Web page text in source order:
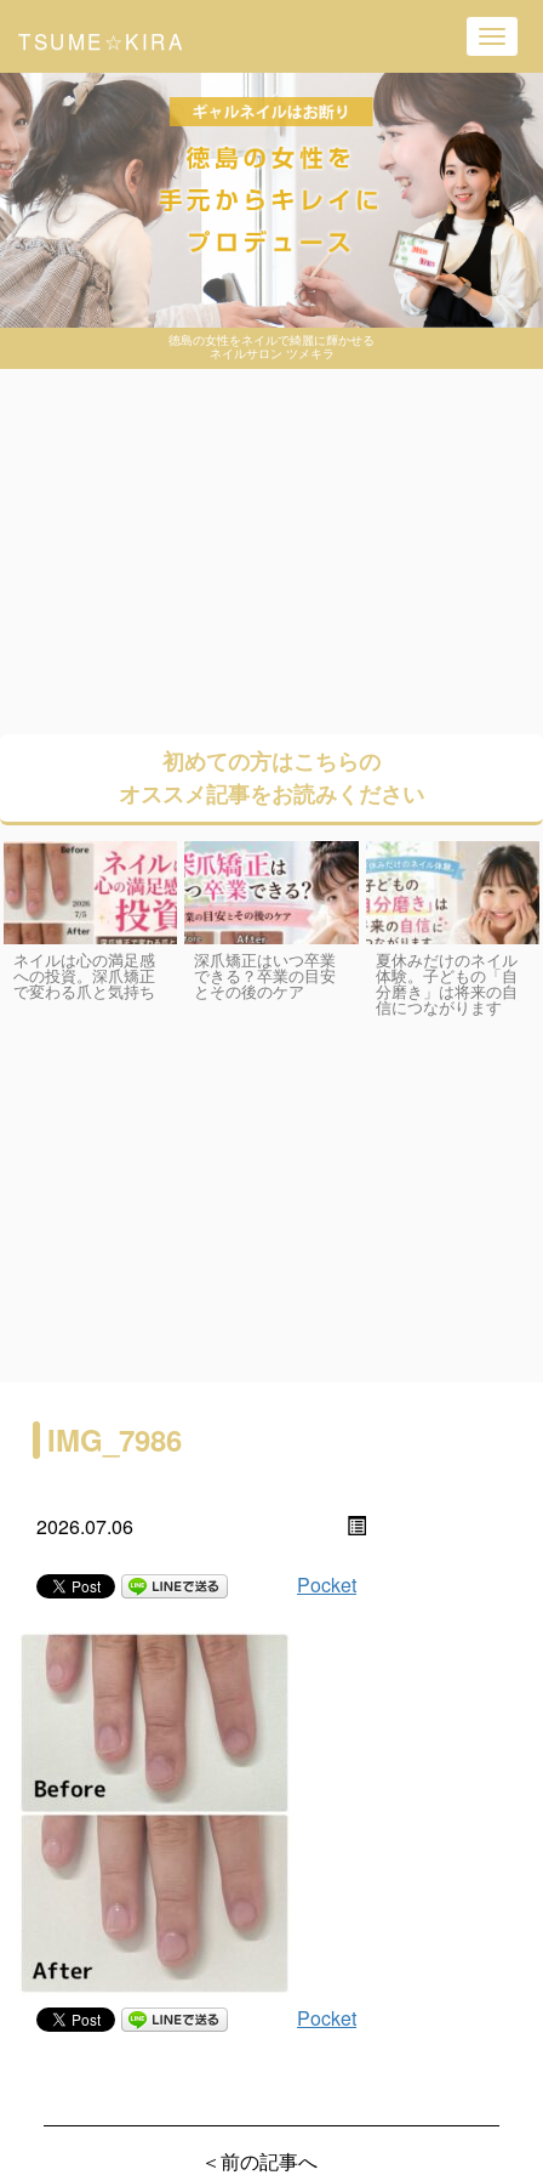
徳島の女性をネイルで綺麗に輝かせる
ネイルサロン ツメキラ
TSUME☆KIRA
初めての方はこちらの
オススメ記事をお読みください
ネイルは心の満足感
への投資。深爪矯正
で変わる爪と気持ち
深爪矯正はいつ卒業
できる？卒業の目安
とその後のケア
夏休みだけのネイル
体験。子どもの「自
分磨き」は将来の自
信につながります
IMG_7986
2026.07.06
Pocket
Pocket
＜前の記事へ